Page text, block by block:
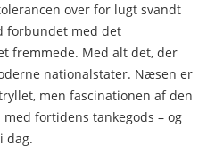
over for lugt svandt
forbundet med det
fremmede. Med alt det, der
nationalstater. Næsen er
men fascinationen af den
fortidens tankegods – og
dag.